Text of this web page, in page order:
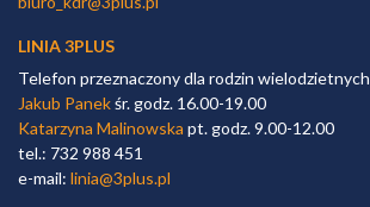
LINIA 3PLUS
Telefon przeznaczony dla rodzin wielodzietnych
Jakub Panekśr. godz. 16.00-19.00
Katarzyna Malinowska pt. godz. 9.00-12.00
tel.: 732 988 451
e-mail: linia@3plus.pl